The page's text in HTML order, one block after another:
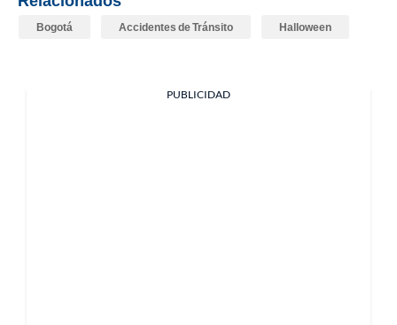
Bogotá Accidentes de Tránsito Halloween
PUBLICIDAD